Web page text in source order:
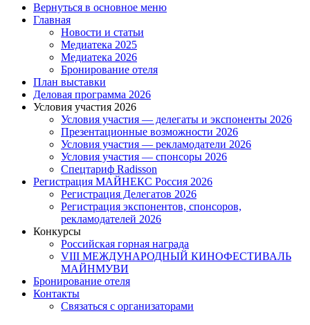
Close
Menu
Вернуться в основное меню
Главная
Новости и статьи
Медиатека 2025
Медиатека 2026
Бронирование отеля
План выставки
Деловая программа 2026
Условия участия 2026
Условия участия — делегаты и экспоненты 2026
Презентационные возможности 2026
Условия участия — рекламодатели 2026
Условия участия — спонсоры 2026
Спецтариф Radisson
Регистрация МАЙНЕКС Россия 2026
Регистрация Делегатов 2026
Регистрация экспонентов, спонсоров,
рекламодателей 2026
Конкурсы
Российская горная награда
VIII МЕЖДУНАРОДНЫЙ КИНОФЕСТИВАЛЬ
МАЙНМУВИ
Бронирование отеля
Контакты
Связаться с организаторами